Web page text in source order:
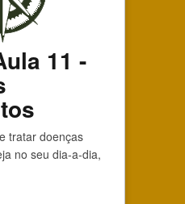
11 -
tratar doenças
no seu dia-a-dia,